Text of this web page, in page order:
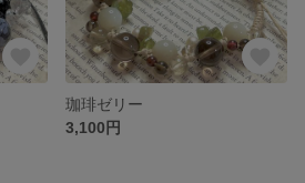
珈琲ゼリー
3,100円